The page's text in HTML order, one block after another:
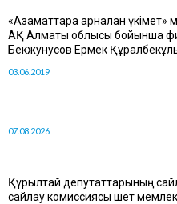
«Азаматтарға арналған
АҚ Алматы облысы бойынша
Бекжунусов Ермек
03.06.2019
07.08.2026
Құрылтай депутаттарының
сайлау комиссиясы шет